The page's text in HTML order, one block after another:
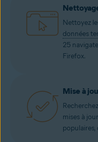
Nettoyez
données
25
Firefox.
Mise à
mises à